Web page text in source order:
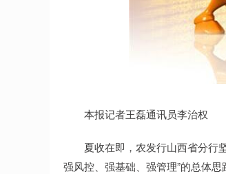
本报记者王磊通讯员李治权
夏收在即，农发行山西省分行坚
强风控、强基础、强管理”的总体